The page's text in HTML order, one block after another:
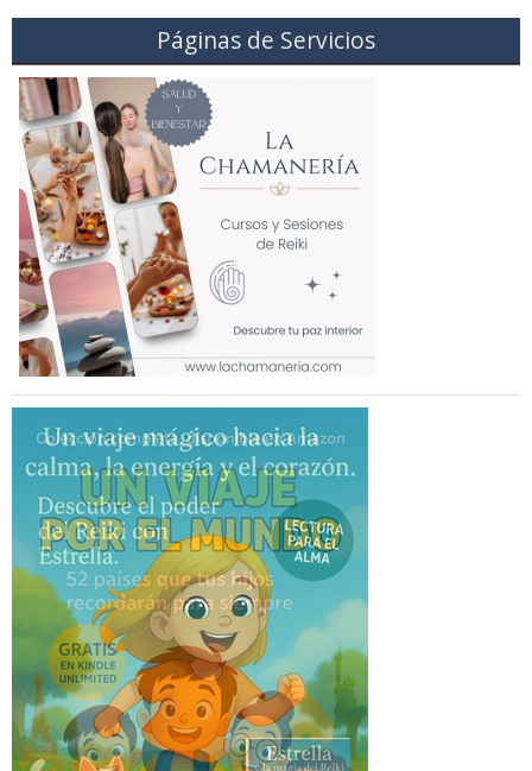
Páginas de Servicios